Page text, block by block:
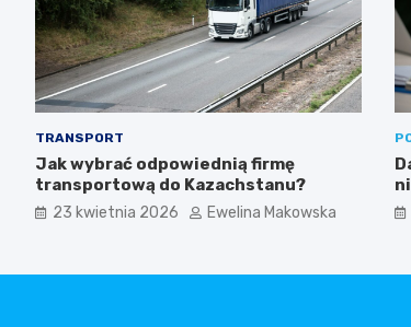
TRANSPORT
Jak wybrać odpowiednią firmę
transportową do Kazachstanu?
23 kwietnia 2026 Ewelina Makowska